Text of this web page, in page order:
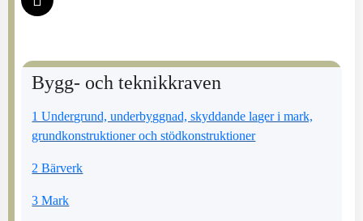
Bygg- och teknikkraven
1 Undergrund, underbyggnad, skyddande lager i mark,
grundkonstruktioner och stödkonstruktioner
2 Bärverk
3 Mark